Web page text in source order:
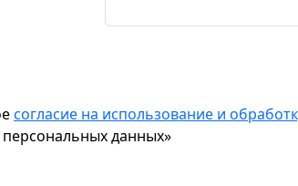
согласие на использование и
данных»